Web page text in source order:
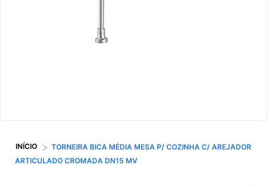
INÍCIO > TORNEIRA BICA MÉDIA MESA P/ COZINHA C/ AREJADOR
ARTICULADO CROMADA DN15 MV